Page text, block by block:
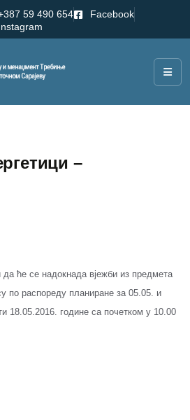
59 490 654
Facebook
–
да ће се надокнада вјежби из предмета
по распореду планиране за 05.05. и
18.05.2016. године са почетком у 10.00